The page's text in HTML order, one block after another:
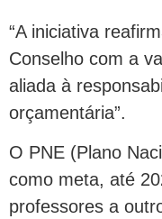
“A iniciativa
Conselho com a
aliada à
orçamentária”.
O PNE (Plano
como meta, até
professores a